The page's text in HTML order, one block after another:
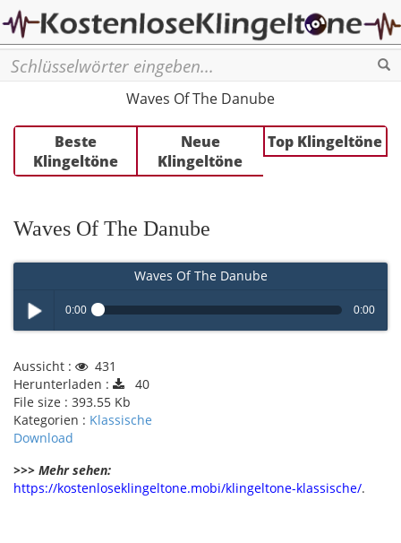
Waves Of The Danube
Beste
Klingeltöne
Neue
Klingeltöne
Top Klingeltöne
Waves Of The Danube
Waves Of The Danube
Play /
0:00 0:00
Aussicht :
431
Herunterladen :
40
File size : 393.55 Kb
Kategorien : Klassische
Download
>>> Mehr sehen:
https://kostenloseklingeltone.mobi/klingeltone-klassische/.